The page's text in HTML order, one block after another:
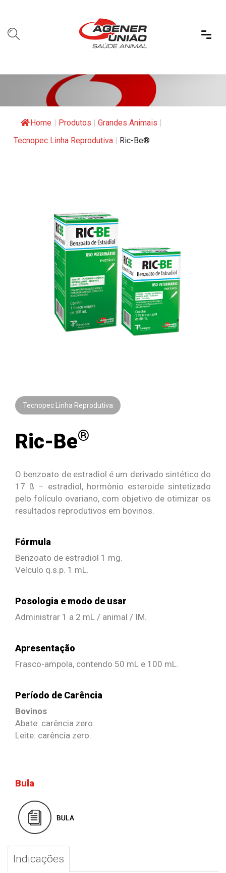
Home | Produtos | Grandes Animais |
Tecnopec Linha Reprodutiva | Ric-Be®
Tecnopec Linha Reprodutiva
Ric-Be®
O benzoato de estradiol é um derivado sintético do
17 ß – estradiol, hormônio esteroide sintetizado
pelo folículo ovariano, com objetivo de otimizar os
resultados reprodutivos em bovinos.
Fórmula
Benzoato de estradiol 1 mg.
Veículo q.s.p. 1 mL.
Posologia e modo de usar
Administrar 1 a 2 mL / animal / IM.
Apresentação
Frasco-ampola, contendo 50 mL e 100 mL.
Período de Carência
Bovinos
Abate: carência zero.
Leite: carência zero.
Bula
Indicações